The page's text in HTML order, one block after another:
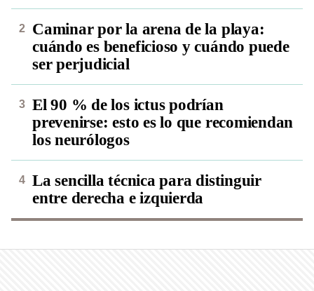
Caminar por la arena de la playa:
cuándo es beneficioso y cuándo puede
ser perjudicial
El 90 % de los ictus podrían
prevenirse: esto es lo que recomiendan
los neurólogos
La sencilla técnica para distinguir
entre derecha e izquierda